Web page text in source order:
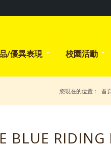
/優異表現 校園活動
您現在的位置： 首
BLUE RIDING